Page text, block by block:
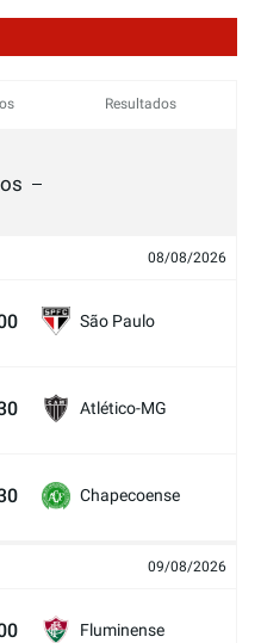
Resultados
08/08/2026
São Paulo
Atlético-MG
Chapecoense
09/08/2026
Fluminense